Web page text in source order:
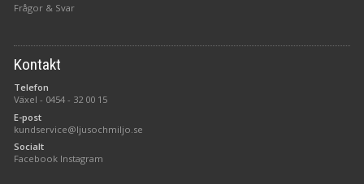
Frågor & Svar
Kontakt
Telefon
Växel - 0454 - 32 00 15
E-post
kundservice@ljusochmiljo.se
Socialt
Facebook Instagram